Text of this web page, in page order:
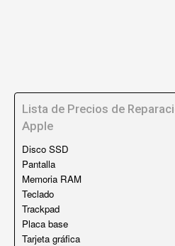
Lista de Precios de
Apple
Disco SSD
Pantalla
Memoria RAM
Teclado
Trackpad
Placa base
Tarjeta gráfica